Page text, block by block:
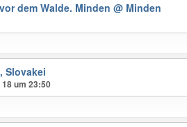
dem Walde. Minden @ Minden
Slovakei
um 23:50